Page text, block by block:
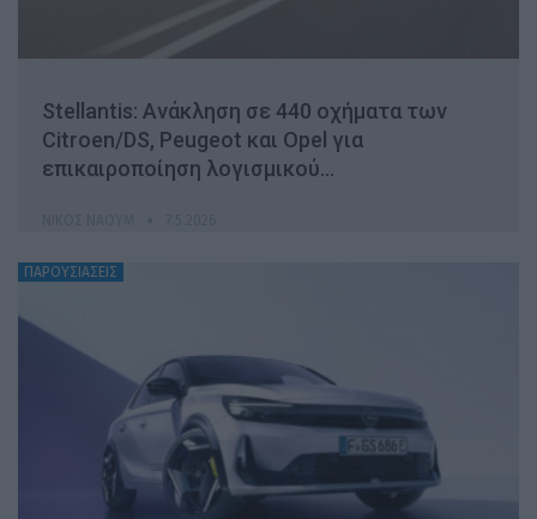
Stellantis: Ανάκληση σε 440 οχήματα των
Citroen/DS, Peugeot και Opel για
επικαιροποίηση λογισμικού…
ΠΑΡΟΥΣΙΑΣΕΙΣ